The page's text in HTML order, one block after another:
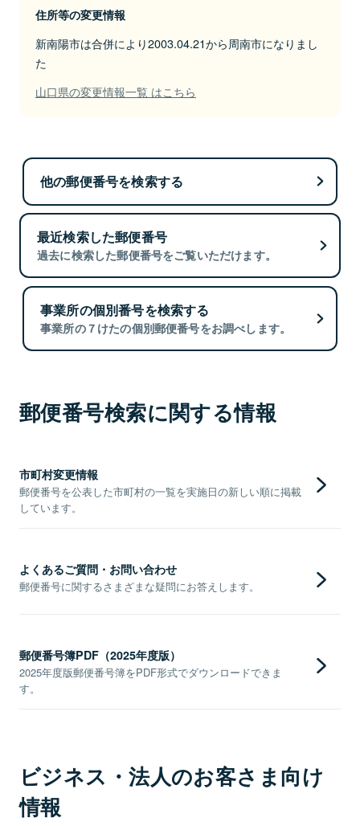
住所等の変更情報
新南陽市は合併により2003.04.21から周南市になりまし
た
山口県の変更情報一覧 はこちら
他の郵便番号を検索する
最近検索した郵便番号
過去に検索した郵便番号をご覧いただけます。
事業所の個別番号を検索する
事業所の７けたの個別郵便番号をお調べします。
郵便番号検索に関する情報
市町村変更情報
郵便番号を公表した市町村の一覧を実施日の新しい順に掲載
しています。
よくあるご質問・お問い合わせ
郵便番号に関するさまざまな疑問にお答えします。
郵便番号簿PDF（2025年度版）
2025年度版郵便番号簿をPDF形式でダウンロードできま
す。
ビジネス・法人のお客さま向け
情報